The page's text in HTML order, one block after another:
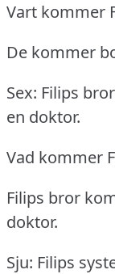
Vart kommer
De kommer
Sex: Filips
en doktor.
Vad kommer
Filips bror
doktor.
Sju: Filips